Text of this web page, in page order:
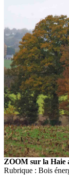
ZOOM sur la
Rubrique : Bois